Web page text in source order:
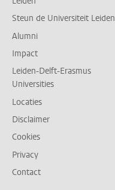
Steun de Universiteit Leiden
Alumni
Impact
Leiden-Delft-Erasmus
Universities
Locaties
Disclaimer
Cookies
Privacy
Contact